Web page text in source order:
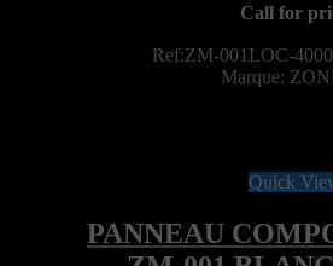
Call for
Ref:ZM-001LOC-
Marque:
Quick
PANNEAU